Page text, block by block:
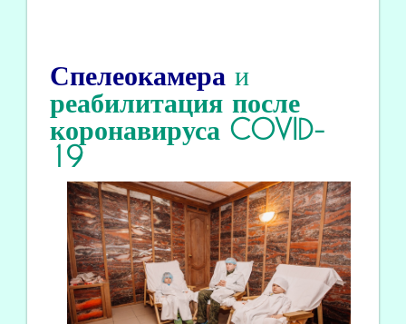
Спелеокамера и
реабилитацияпосле
коронавируса COVID-
19